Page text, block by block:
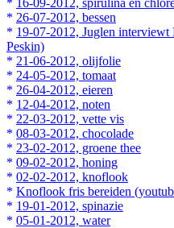
* 16-09-2012, spirulina en
* 26-07-2012, bessen
* 19-07-2012, Juglen
Peskin)
* 21-06-2012, olijfolie
* 24-05-2012, tomaat
* 26-04-2012, eieren
* 12-04-2012, noten
* 22-03-2012, vette vis
* 08-03-2012, chocolade
* 23-02-2012, groene thee
* 09-02-2012, honing
* 02-02-2012, knoflook
* Knoflook fris bereiden
* 19-01-2012, spinazie
* 05-01-2012, water